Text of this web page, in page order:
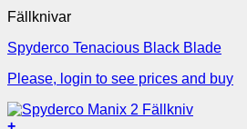
Fällknivar
Spyderco Tenacious Black Blade
Please, login to see prices and buy
+